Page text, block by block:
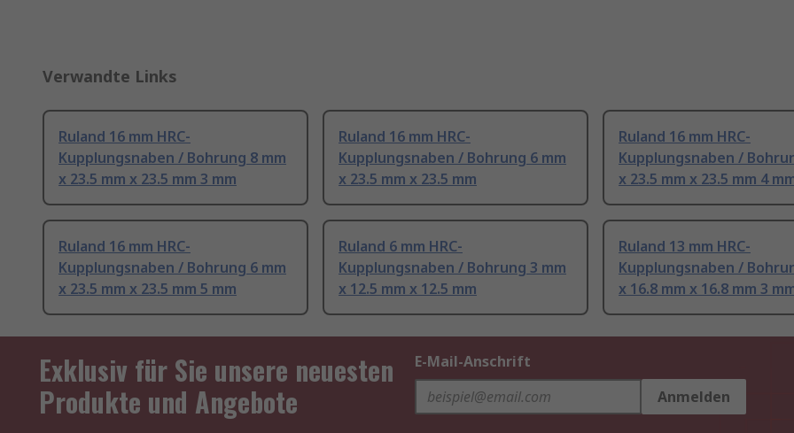
Verwandte Links
Ruland 16 mm HRC-
Kupplungsnaben / Bohrung 8 mm
x 23.5 mm x 23.5 mm 3 mm
Ruland 16 mm HRC-
Kupplungsnaben / Bohrung 6 mm
x 23.5 mm x 23.5 mm
Ruland 16 mm HRC-
Kupplungsnaben /
x 23.5 mm x 23.5 mm 4
Ruland 16 mm HRC-
Kupplungsnaben / Bohrung 6 mm
x 23.5 mm x 23.5 mm 5 mm
Ruland 6 mm HRC-
Kupplungsnaben / Bohrung 3 mm
x 12.5 mm x 12.5 mm
Ruland 13 mm HRC-
Kupplungsnaben /
x 16.8 mm x 16.8 mm 3
Exklusiv für Sie unsere neuesten
Produkte und Angebote
E-Mail-Anschrift
Anmelden